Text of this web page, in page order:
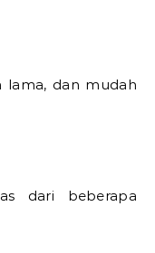
lama, dan mudah
dari beberapa